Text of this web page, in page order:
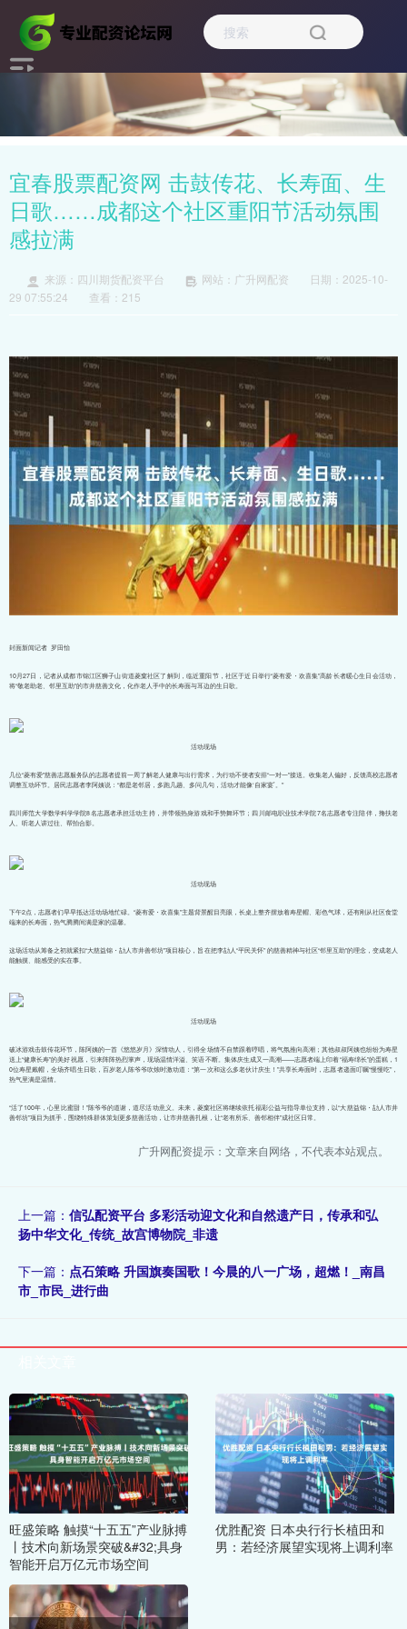
宜春股票配资网 击鼓传花、长寿面、生
日歌……成都这个社区重阳节活动氛围
感拉满
来源：四川期货配资平台 网站：广升网配资
日期：2025-10-
29 07:55:24
查看：215
封面新闻记者 罗田怡
10月27日，记者从成都市锦江区狮子山街道菱窠社区了解到，临近重阳节，社区于近日举行“菱有爱・欢喜集”高龄长者暖心生日会活动，
将“敬老助老、邻里互助”的市井慈善文化，化作老人手中的长寿面与耳边的生日歌。
活动现场
几位“菱有爱”慈善志愿服务队的志愿者提前一周了解老人健康与出行需求，为行动不便者安排“一对一”接送。收集老人偏好，反馈高校志愿者
调整互动环节。居民志愿者李阿姨说：“都是老邻居，多跑几趟、多问几句，活动才能像‘自家宴’。”
四川师范大学数学科学学院8名志愿者承担活动主持，并带领热身游戏和手势舞环节；四川邮电职业技术学院7名志愿者专注陪伴，搀扶老
人、听老人讲过往、帮拍合影。
活动现场
下午2点，志愿者们早早抵达活动场地忙碌。“菱有爱・欢喜集”主题背景醒目亮眼，长桌上整齐摆放着寿星帽、彩色气球，还有刚从社区食堂
端来的长寿面，热气腾腾间满是家的温馨。
这场活动从筹备之初就紧扣“大慈益锦・劼人市井善邻坊”项目核心，旨在把李劼人“平民关怀” 的慈善精神与社区“邻里互助”的理念，变成老人
能触摸、能感受的实在事。
活动现场
破冰游戏击鼓传花环节，陈阿姨的一首《悠悠岁月》深情动人，引得全场情不自禁跟着哼唱，将气氛推向高潮；其他叔叔阿姨也纷纷为寿星
送上“健康长寿”的美好祝愿，引来阵阵热烈掌声，现场温情洋溢、笑语不断。集体庆生成又一高潮——志愿者端上印着“福寿绵长”的蛋糕，1
0位寿星戴帽，全场齐唱生日歌，百岁老人陈爷爷吹烛时激动道：“第一次和这么多老伙计庆生！”共享长寿面时，志愿者递面叮嘱“慢慢吃”，
热气里满是温情。
“活了100年，心里比蜜甜！”陈爷爷的道谢，道尽活动意义。未来，菱窠社区将继续依托福彩公益与指导单位支持，以“大慈益锦・劼人市井
善邻坊”项目为抓手，围绕特殊群体策划更多慈善活动，让市井慈善扎根，让“老有所乐、善邻相伴”成社区日常。
广升网配资提示：文章来自网络，不代表本站观点。
上一篇： 信弘配资平台 多彩活动迎文化和自然遗产日，传承和弘
扬中华文化_传统_故宫博物院_非遗
下一篇： 点石策略 升国旗奏国歌！今晨的八一广场，超燃！_南昌
市_市民_进行曲
旺盛策略 触摸“十五五”产业脉搏
丨技术向新场景突破&#32;具身
智能开启万亿元市场空间
优胜配资 日本央行行长植田和
男：若经济展望实现将上调利率